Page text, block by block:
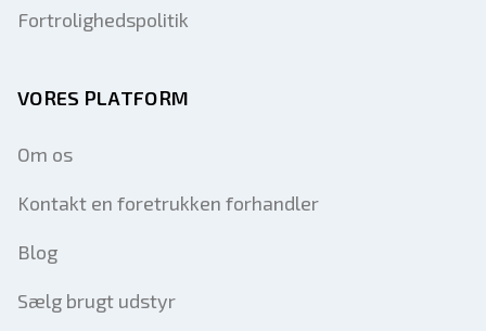
Fortrolighedspolitik
VORES PLATFORM
Om os
Kontakt en foretrukken forhandler
Blog
Sælg brugt udstyr